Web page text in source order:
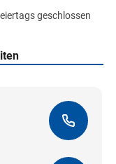
geschlossen